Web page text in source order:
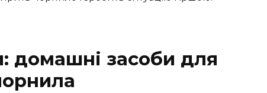
домашні засоби для